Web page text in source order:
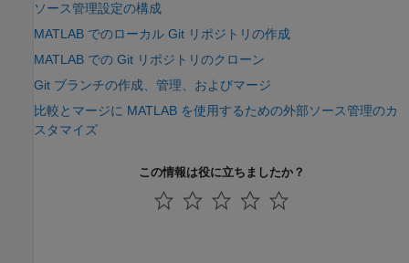
ソース管理設定の構成
MATLAB でのローカル Git リポジトリの作成
MATLAB での Git リポジトリのクローン
Git ブランチの作成、管理、およびマージ
比較とマージに MATLAB を使用するための外部ソース管理のカ
スタマイズ
この情報は役に立ちましたか？